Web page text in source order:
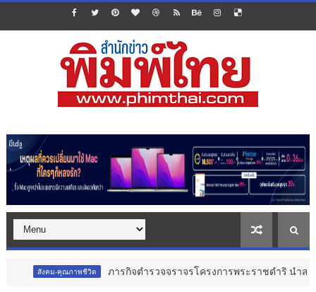
ณภาพชีวิต ภารกิจตำรวจจราจรโครงการพระราชดำริ นำส่งอวัยวะหัวใจ